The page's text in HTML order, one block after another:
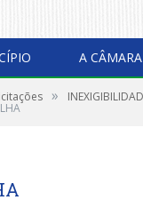
A CÂMARA
»